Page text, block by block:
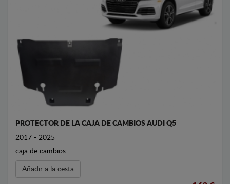
PROTECTOR DE LA CAJA DE CAMBIOS AUDI Q5
2017 - 2025
caja de cambios
Añadir a la cesta